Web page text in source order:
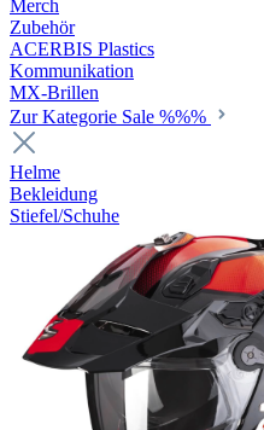
Merch
Zubehör
ACERBIS Plastics
Kommunikation
MX-Brillen
Zur Kategorie Sale %%%
Helme
Bekleidung
Stiefel/Schuhe